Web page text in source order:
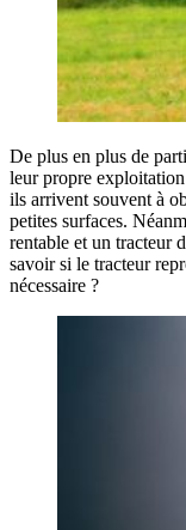
De plus en plus de
leur propre
ils arrivent souvent à
petites surfaces.
rentable et un tracteur
savoir si le tracteur
nécessaire ?